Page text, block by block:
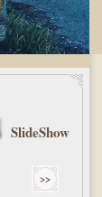
SlideShow
>>